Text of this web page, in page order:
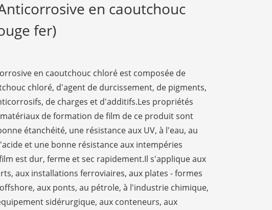
en caoutchouc
fer)
en caoutchouc chloré est composée de
chloré, d'agent de durcissement, de pigments,
de charges et d'additifs.Les propriétés
de formation de film de ce produit sont
étanchéité, une résistance aux UV, à l'eau, au
et une bonne résistance aux intempéries
est dur, ferme et sec rapidement.Il s'applique aux
aux installations ferroviaires, aux plates - formes
aux ponts, au pétrole, à l'industrie chimique,
sidérurgique, aux conteneurs, aux